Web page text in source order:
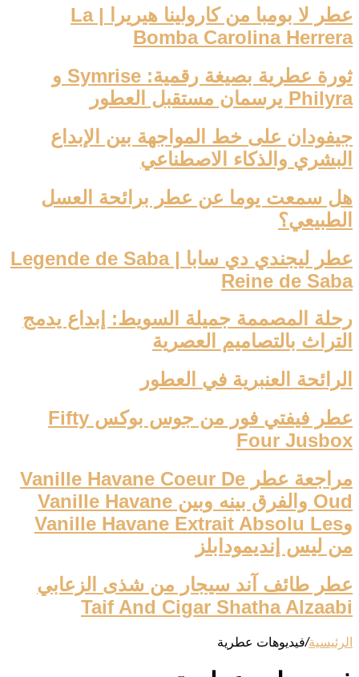
عطر لا بومبا من كارولينا هيريرا | La
Bomba Carolina Herrera
ثورة عطرية بصيغة رقمية: Symrise و
Philyra يرسمان مستقبل العطور
جيفودان على خط المواجهة بين الإبداع
البشري والذكاء الاصطناعي
هل سمعت يوما عن عطر برائحة العسل
الطبيعي؟
عطر ليجندي دي سابا | Legende de Saba
Reine de Saba
رحلة المصممة جميلة السويط: إبداع يدمج
التراث بالتصاميم العصرية
الرائحة العنبرية في العطور
عطر فيفتي فور من جوس بوكس Fifty
Four Jusbox
مراجعة عطر Vanille Havane Coeur De
Oud والفرق بينه وبين Vanille Havane
وVanille Havane Extrait Absolu Les
من ليس إنديمودابلز
عطر طائف آند سيجار من شذى الزعابي
Taif And Cigar Shatha Alzaabi
الرئيسية/فيديوهات عطرية